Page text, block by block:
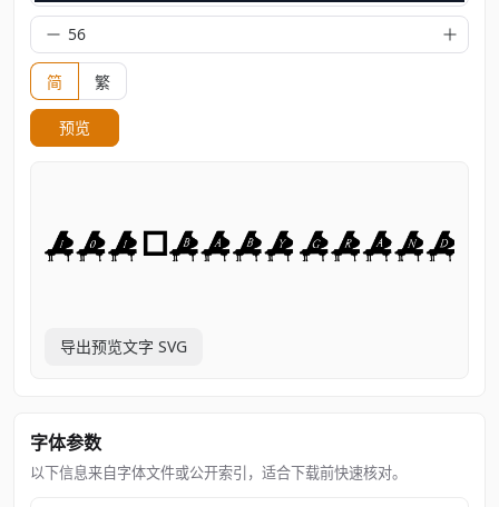
简 繁
预览
导出预览文字 SVG
字体参数
以下信息来自字体文件或公开索引，适合下载前快速核对。